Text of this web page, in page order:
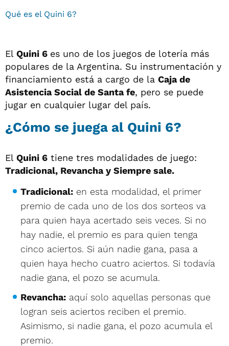
Qué es el Quini 6?
El Quini 6 es uno de los juegos de lotería más
populares de la Argentina. Su instrumentación y
financiamiento está a cargo de la Caja de
Asistencia Social de Santa fe, pero se puede
jugar en cualquier lugar del país.
¿Cómo se juega al Quini 6?
El Quini 6 tiene tres modalidades de juego:
Tradicional, Revancha y Siempre sale.
Tradicional: en esta modalidad, el primer
premio de cada uno de los dos sorteos va
para quien haya acertado seis veces. Si no
hay nadie, el premio es para quien tenga
cinco aciertos. Si aún nadie gana, pasa a
quien haya hecho cuatro aciertos. Si todavía
nadie gana, el pozo se acumula.
Revancha: aquí solo aquellas personas que
logran seis aciertos reciben el premio.
Asimismo, si nadie gana, el pozo acumula el
premio.